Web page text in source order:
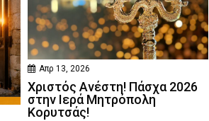
Απρ 13, 2026
Χριστός Ανέστη! Πάσχα 2026
στην Ιερά Μητρόπολη
Κορυτσάς!